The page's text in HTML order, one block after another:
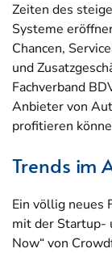
Zeiten des
Systeme
Chancen,
und
Fachverband
Anbieter von
profitieren
Trends im
Ein völlig neues
mit der Startup-
Now“ von